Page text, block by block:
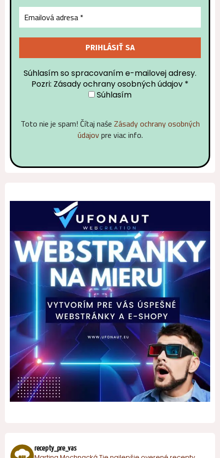
Súhlasím so spracovaním e-mailovej adresy.
Pozri: Zásady ochrany osobných údajov *
Súhlasím
Toto nie je spam! Čítaj naśe Zásady ochrany osobných
údajovpre viac info.
Alternative:
recepty_pre_vas